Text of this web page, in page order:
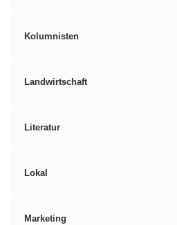
Kolumnisten
Landwirtschaft
Literatur
Lokal
Marketing